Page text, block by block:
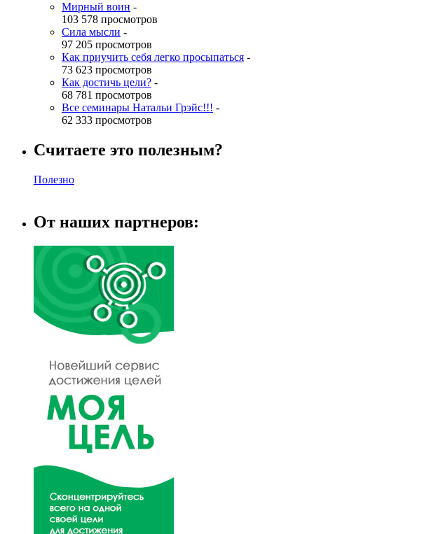
Мирный воин -
103 578 просмотров
Сила мысли -
97 205 просмотров
Как приучить себя легко просыпаться -
73 623 просмотров
Как достичь цели? -
68 781 просмотров
Все семинары Натальи Грэйс!!! -
62 333 просмотров
Считаете это полезным?
Полезно
От наших партнеров: